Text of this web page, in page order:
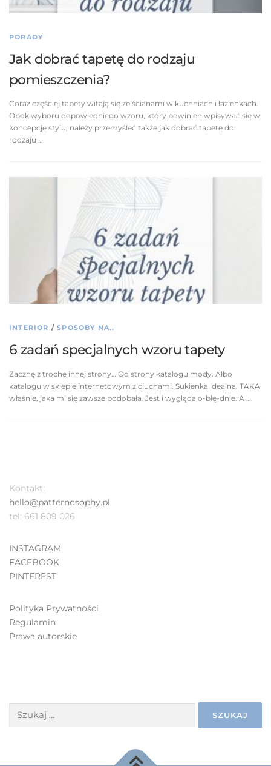
PORADY
Jak dobrać tapetę do rodzaju
pomieszczenia?
Coraz częściej tapety witają się ze ścianami w kuchniach i łazienkach.
Obok wyboru odpowiedniego wzoru, który powinien wpisywać się w
koncepcję stylu, należy przemyśleć także jak dobrać tapetę do
rodzaju …
INTERIOR /SPOSOBY NA..
6 zadań specjalnych wzoru tapety
Zacznę z trochę innej strony… Od strony katalogu mody. Albo
katalogu w sklepie internetowym z ciuchami. Sukienka idealna. TAKA
właśnie, jaka mi się zawsze podobała. Jest i wygląda o-błę-dnie. A …
Kontakt:
hello@patternosophy.pl
tel: 661 809 026
INSTAGRAM
FACEBOOK
PINTEREST
Polityka Prywatności
Regulamin
Prawa autorskie